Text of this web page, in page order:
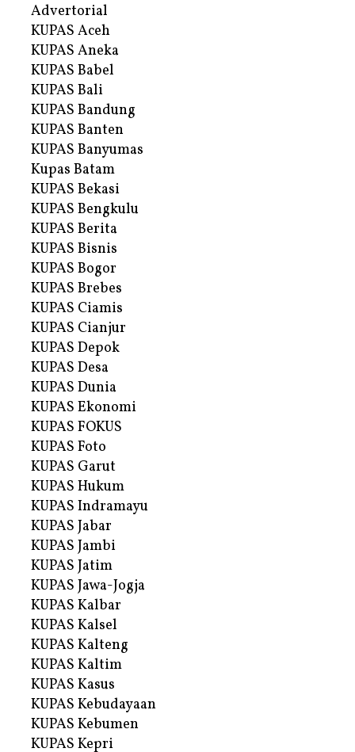
Advertorial
KUPAS Aceh
KUPAS Aneka
KUPAS Babel
KUPAS Bali
KUPAS Bandung
KUPAS Banten
KUPAS Banyumas
Kupas Batam
KUPAS Bekasi
KUPAS Bengkulu
KUPAS Berita
KUPAS Bisnis
KUPAS Bogor
KUPAS Brebes
KUPAS Ciamis
KUPAS Cianjur
KUPAS Depok
KUPAS Desa
KUPAS Dunia
KUPAS Ekonomi
KUPAS FOKUS
KUPAS Foto
KUPAS Garut
KUPAS Hukum
KUPAS Indramayu
KUPAS Jabar
KUPAS Jambi
KUPAS Jatim
KUPAS Jawa-Jogja
KUPAS Kalbar
KUPAS Kalsel
KUPAS Kalteng
KUPAS Kaltim
KUPAS Kasus
KUPAS Kebudayaan
KUPAS Kebumen
KUPAS Kepri